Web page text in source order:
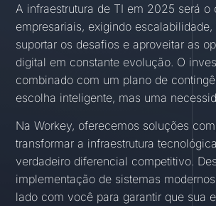
A infraestrutura de TI em 2025 será o
empresariais, exigindo
suportar os desafios e aproveitar as
digital em constante evolução. O
combinado com um plano de
escolha inteligente, mas uma
Na Workey, oferecemos soluções
transformar a infraestrutura
verdadeiro diferencial competitivo.
implementação de sistemas
lado com você para garantir que sua